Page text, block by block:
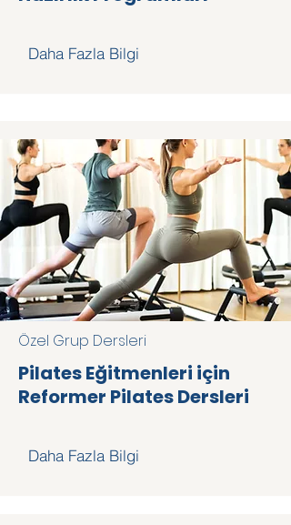
Daha Fazla Bilgi
Özel Grup Dersleri
Pilates Eğitmenleri için
Reformer Pilates Dersleri
Daha Fazla Bilgi